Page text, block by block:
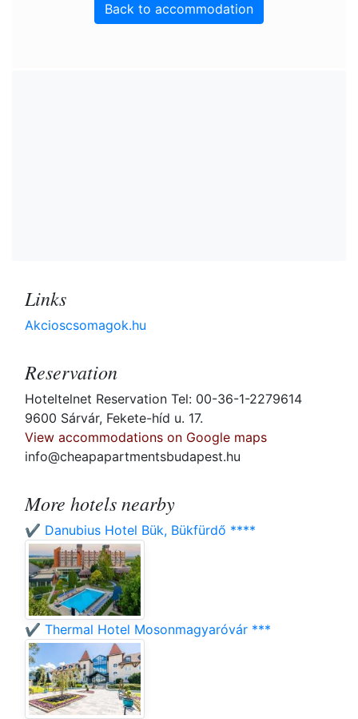
Back to accommodation
Links
Akcioscsomagok.hu
Reservation
Hoteltelnet Reservation Tel: 00-36-1-2279614
9600 Sárvár, Fekete-híd u. 17.
View accommodations on Google maps
info@cheapapartmentsbudapest.hu
More hotels nearby
✔️ Danubius Hotel Bük, Bükfürdő ****
✔️ Thermal Hotel Mosonmagyaróvár ***